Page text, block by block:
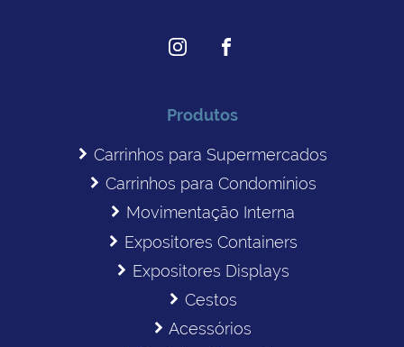
Produtos
Carrinhos para Supermercados
Carrinhos para Condomínios
Movimentação Interna
Expositores Containers
Expositores Displays
Cestos
Acessórios